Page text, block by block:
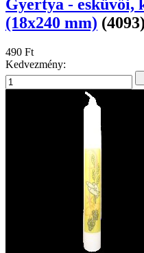
Gyertya - esküvői,
(18x240 mm) (4093)
490 Ft
Kedvezmény: